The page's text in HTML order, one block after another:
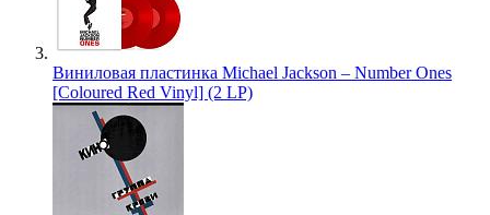
Виниловая пластинка Michael Jackson – Number Ones
[Coloured Red Vinyl] (2 LP)